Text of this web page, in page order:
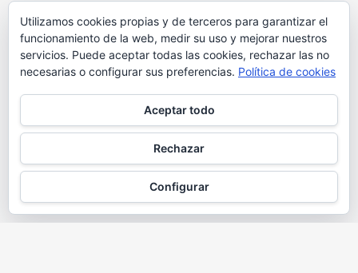
Utilizamos cookies propias y de terceros para garantizar el
funcionamiento de la web, medir su uso y mejorar nuestros
servicios. Puede aceptar todas las cookies, rechazar las no
necesarias o configurar sus preferencias. Política de cookies
Aceptar todo
Rechazar
Configurar